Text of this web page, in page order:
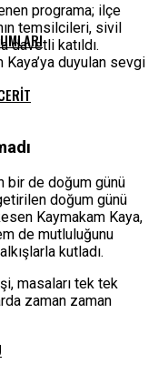
programa; ilçe
temsilcileri, sivil
davetli katıldı.
Kaya’ya duyulan sevgi
bir de doğum günü
doğum günü
Kaymakam Kaya,
de mutluluğunu
kutladı.
masaları tek tek
zaman zaman